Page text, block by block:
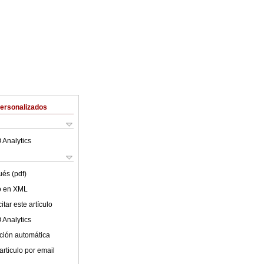
Analytics
(pdf)
en XML
este artículo
Analytics
automática
por email